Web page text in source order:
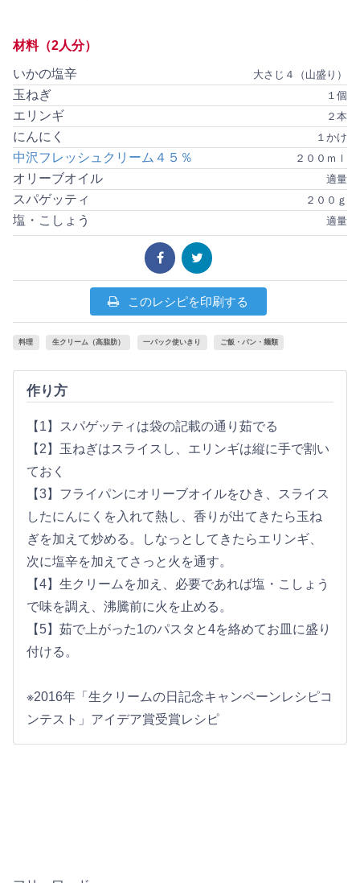
材料（2人分）
大さじ４（山盛り）
いかの塩辛
１個
玉ねぎ
２本
エリンギ
１かけ
にんにく
２００ｍｌ
中沢フレッシュクリーム４５％
適量
オリーブオイル
２００ｇ
スパゲッティ
適量
塩・こしょう
このレシピを印刷する
料理 生クリーム（高脂肪） 一パック使いきり ご飯・パン・麺類
作り方
【1】スパゲッティは袋の記載の通り茹でる
【2】玉ねぎはスライスし、エリンギは縦に手で割い
ておく
【3】フライパンにオリーブオイルをひき、スライス
したにんにくを入れて熱し、香りが出てきたら玉ね
ぎを加えて炒める。しなっとしてきたらエリンギ、
次に塩辛を加えてさっと火を通す。
【4】生クリームを加え、必要であれば塩・こしょう
で味を調え、沸騰前に火を止める。
【5】茹で上がった1のパスタと4を絡めてお皿に盛り
付ける。
※2016年「生クリームの日記念キャンペーンレシピコ
ンテスト」アイデア賞受賞レシピ